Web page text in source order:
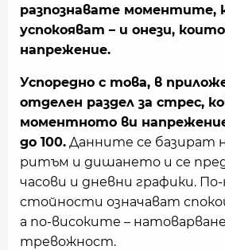
разпознавате моментите,
успокояват – и онези,
напрежение.
Успоредно с това, в
отделен раздел за стрес,
моментното ви
до 100. Данните се базират
ритъм и дишането и се
часови и дневни графики.
стойности означават
а по-високите –
тревожност.